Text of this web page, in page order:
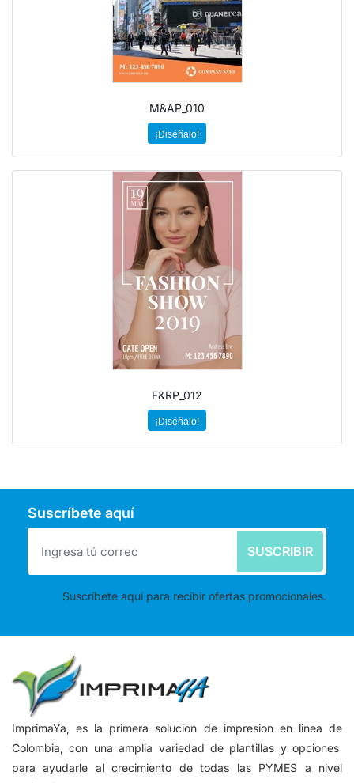
M&AP_010
¡Diséñalo!
F&RP_012
¡Diséñalo!
Suscríbete aquí
SUSCRIBIR
Suscríbete aquí para recibir ofertas promocionales.
ImprimaYa, es la primera solucion de impresion en linea de
Colombia, con una amplia variedad de plantillas y opciones
para ayudarle al crecimiento de todas las PYMES a nivel